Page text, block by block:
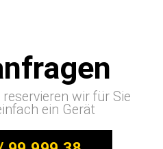
wir für Sie
ein Gerät